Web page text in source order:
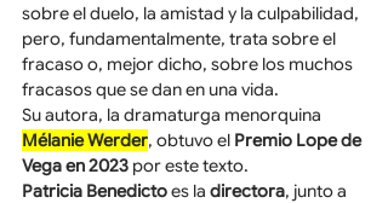
sobre el duelo, la amistad y la culpabilidad,
pero, fundamentalmente, trata sobre el
fracaso o, mejor dicho, sobre los muchos
fracasos que se dan en una vida.
Su autora, la dramaturga menorquina
Mélanie Werder, obtuvo el Premio Lope de
Vega en 2023 por este texto.
Patricia Benedicto es la directora, junto a